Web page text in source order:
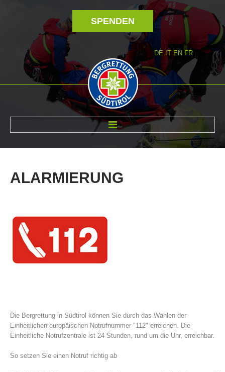
SPENDEN
DE IT EN FR
ALARMIERUNG
Die Bergrettung in Südtirol können Sie durch das Wählen der
Einheitlichen europäischen Notrufnummer "112" erreichen. Die
Einheitliche Notrufzentrale ist 24 Stunden, rund um die Uhr, erreichbar.
So setzen Sie einen Notruf richtig ab